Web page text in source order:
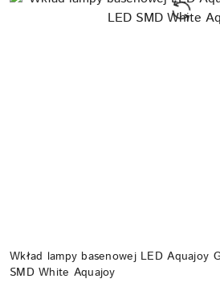
Wkład lampy basenowej LED Aquajoy
SMD White Aquajoy